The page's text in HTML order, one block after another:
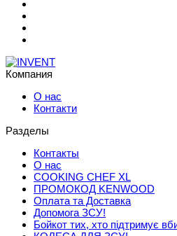
Компания
О нас
Контакти
Разделы
Контакты
О нас
COOKING CHEF XL
ПРОМОКОД KENWOOD
Оплата та Доставка
Допомога ЗСУ!
Бойкот тих, хто підтримує